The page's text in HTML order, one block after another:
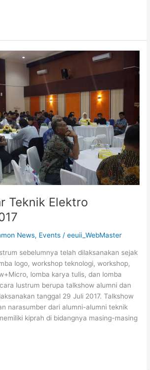
Teknik Elektro
News, Events /eeuii_WebMaster
sebelumnya telah dilaksanakan sejak
logo, workshop teknologi, workshop,
lomba karya tulis, dan lomba
lustrum berupa talkshow alumni dan
tanggal 29 Juli 2017. Talkshow
narasumber dari alumni-alumni teknik
kiprah di bidangnya masing-masing